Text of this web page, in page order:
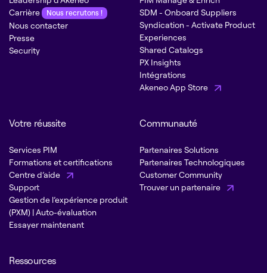
Carrière
Nous recrutons !
Nous contacter
Presse
Security
SDM - Onboard Suppliers
Syndication - Activate Product
Experiences
Shared Catalogs
PX Insights
Intégrations
Akeneo App Store
Votre réussite
Services PIM
Formations et certifications
Centre d’aide
Support
Gestion de l’expérience produit
(PXM) | Auto-évaluation
Essayer maintenant
Communauté
Partenaires Solutions
Partenaires Technologiques
Customer Community
Trouver un partenaire
Ressources